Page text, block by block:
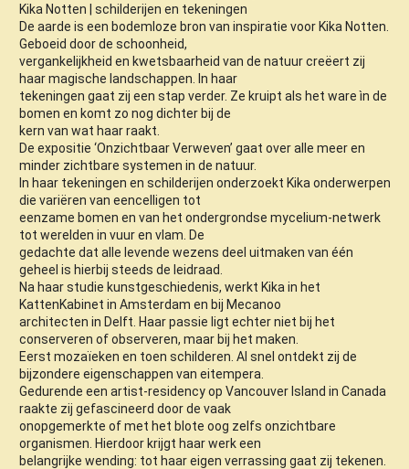
Kika Notten | schilderijen en tekeningen
De aarde is een bodemloze bron van inspiratie voor Kika Notten.
Geboeid door de schoonheid,
vergankelijkheid en kwetsbaarheid van de natuur creëert zij
haar magische landschappen. In haar
tekeningen gaat zij een stap verder. Ze kruipt als het ware ìn de
bomen en komt zo nog dichter bij de
kern van wat haar raakt.
De expositie ‘Onzichtbaar Verweven’ gaat over alle meer en
minder zichtbare systemen in de natuur.
In haar tekeningen en schilderijen onderzoekt Kika onderwerpen
die variëren van eencelligen tot
eenzame bomen en van het ondergrondse mycelium-netwerk
tot werelden in vuur en vlam. De
gedachte dat alle levende wezens deel uitmaken van één
geheel is hierbij steeds de leidraad.
Na haar studie kunstgeschiedenis, werkt Kika in het
KattenKabinet in Amsterdam en bij Mecanoo
architecten in Delft. Haar passie ligt echter niet bij het
conserveren of observeren, maar bij het maken.
Eerst mozaïeken en toen schilderen. Al snel ontdekt zij de
bijzondere eigenschappen van eitempera.
Gedurende een artist-residency op Vancouver Island in Canada
raakte zij gefascineerd door de vaak
onopgemerkte of met het blote oog zelfs onzichtbare
organismen. Hierdoor krijgt haar werk een
belangrijke wending: tot haar eigen verrassing gaat zij tekenen.